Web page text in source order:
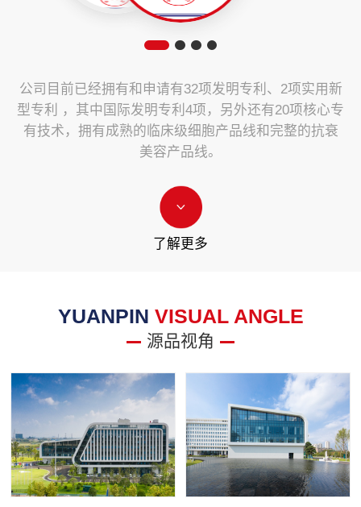
公司目前已经拥有和申请有32项发明专利、2项实用新
型专利 ，其中国际发明专利4项，另外还有20项核心专
有技术，拥有成熟的临床级细胞产品线和完整的抗衰
美容产品线。
了解更多
YUANPIN VISUAL ANGLE
源品视角